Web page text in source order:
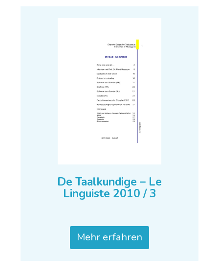
De Taalkundige – Le
Linguiste 2010 / 3
Mehr erfahren